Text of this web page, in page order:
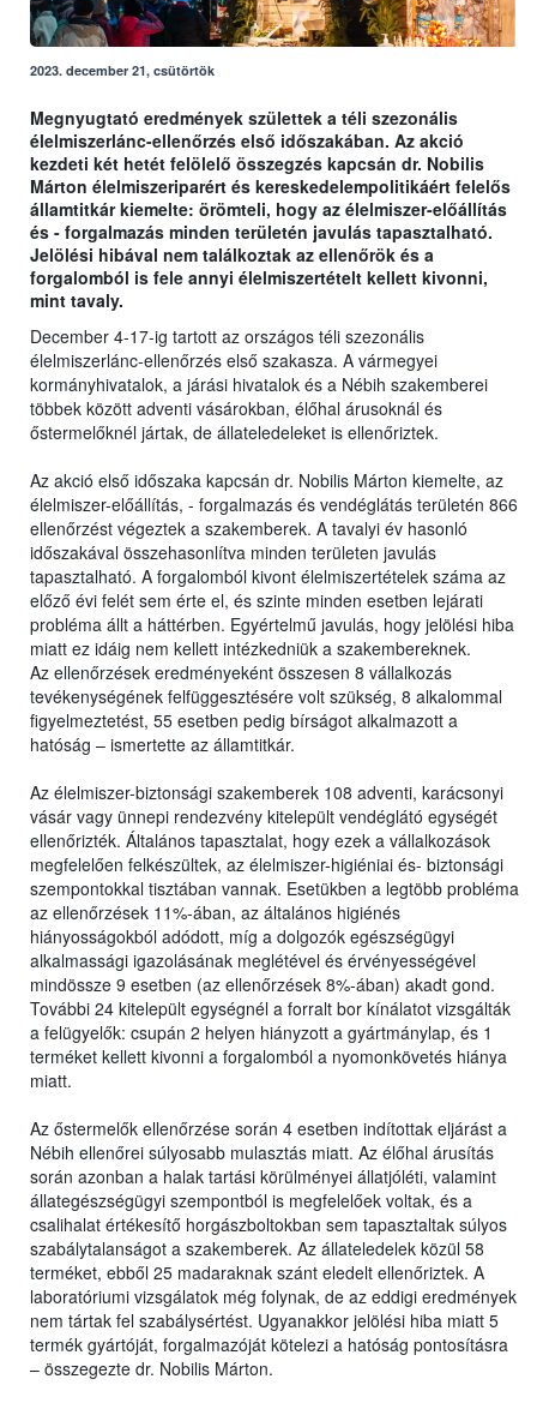
2023. december 21, csütörtök
Megnyugtató eredmények születtek a téli szezonális
élelmiszerlánc-ellenőrzés első időszakában. Az akció
kezdeti két hetét felölelő összegzés kapcsán dr. Nobilis
Márton élelmiszeriparért és kereskedelempolitikáért felelős
államtitkár kiemelte: örömteli, hogy az élelmiszer-előállítás
és - forgalmazás minden területén javulás tapasztalható.
Jelölési hibával nem találkoztak az ellenőrök és a
forgalomból is fele annyi élelmiszertételt kellett kivonni,
mint tavaly.
December 4-17-ig tartott az országos téli szezonális
élelmiszerlánc-ellenőrzés első szakasza. A vármegyei
kormányhivatalok, a járási hivatalok és a Nébih szakemberei
többek között adventi vásárokban, élőhal árusoknál és
őstermelőknél jártak, de állateledeleket is ellenőriztek.
Az akció első időszaka kapcsán dr. Nobilis Márton kiemelte, az
élelmiszer-előállítás, - forgalmazás és vendéglátás területén 866
ellenőrzést végeztek a szakemberek. A tavalyi év hasonló
időszakával összehasonlítva minden területen javulás
tapasztalható. A forgalomból kivont élelmiszertételek száma az
előző évi felét sem érte el, és szinte minden esetben lejárati
probléma állt a háttérben. Egyértelmű javulás, hogy jelölési hiba
miatt ez idáig nem kellett intézkedniük a szakembereknek.
Az ellenőrzések eredményeként összesen 8 vállalkozás
tevékenységének felfüggesztésére volt szükség, 8 alkalommal
figyelmeztetést, 55 esetben pedig bírságot alkalmazott a
hatóság – ismertette az államtitkár.
Az élelmiszer-biztonsági szakemberek 108 adventi, karácsonyi
vásár vagy ünnepi rendezvény kitelepült vendéglátó egységét
ellenőrizték. Általános tapasztalat, hogy ezek a vállalkozások
megfelelően felkészültek, az élelmiszer-higiéniai és- biztonsági
szempontokkal tisztában vannak. Esetükben a legtöbb probléma
az ellenőrzések 11%-ában, az általános higiénés
hiányosságokból adódott, míg a dolgozók egészségügyi
alkalmassági igazolásának meglétével és érvényességével
mindössze 9 esetben (az ellenőrzések 8%-ában) akadt gond.
További 24 kitelepült egységnél a forralt bor kínálatot vizsgálták
a felügyelők: csupán 2 helyen hiányzott a gyártmánylap, és 1
terméket kellett kivonni a forgalomból a nyomonkövetés hiánya
miatt.
Az őstermelők ellenőrzése során 4 esetben indítottak eljárást a
Nébih ellenőrei súlyosabb mulasztás miatt. Az élőhal árusítás
során azonban a halak tartási körülményei állatjóléti, valamint
állategészségügyi szempontból is megfelelőek voltak, és a
csalihalat értékesítő horgászboltokban sem tapasztaltak súlyos
szabálytalanságot a szakemberek. Az állateledelek közül 58
terméket, ebből 25 madaraknak szánt eledelt ellenőriztek. A
laboratóriumi vizsgálatok még folynak, de az eddigi eredmények
nem tártak fel szabálysértést. Ugyanakkor jelölési hiba miatt 5
termék gyártóját, forgalmazóját kötelezi a hatóság pontosításra
– összegezte dr. Nobilis Márton.